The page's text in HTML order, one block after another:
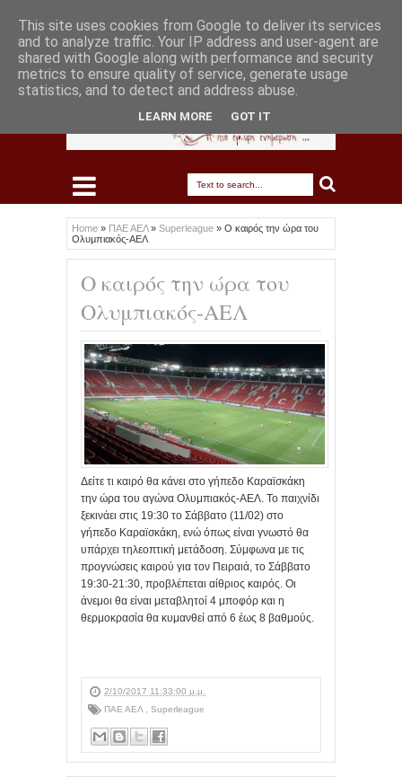
Home » ΠΑΕ ΑΕΛ» Superleague » Ο καιρός την ώρα του
Ολυμπιακός-ΑΕΛ
Ο καιρός την ώρα του
Ολυμπιακός-ΑΕΛ
Δείτε τι καιρό θα κάνει στο γήπεδο Καραϊσκάκη
την ώρα του αγώνα Ολυμπιακός-ΑΕΛ. To παιχνίδι
ξεκινάει στις 19:30 το Σάββατο (11/02) στο
γήπεδο Καραϊσκάκη, ενώ όπως είναι γνωστό θα
υπάρχει τηλεοπτική μετάδοση. Σύμφωνα με τις
προγνώσεις καιρού για τον Πειραιά, το Σάββατο
19:30-21:30, προβλέπεται αίθριος καιρός. Οι
άνεμοι θα είναι μεταβλητοί 4 μποφόρ και η
θερμοκρασία θα κυμανθεί από 6 έως 8 βαθμούς.
2/10/2017 11:33:00 μ.μ.
ΠΑΕ ΑΕΛ
Superleague
This site uses cookies from Google to deliver its services
and to analyze traffic. Your IP address and user-agent are
shared with Google along with performance and security
metrics to ensure quality of service, generate usage
statistics, and to detect and address abuse.
LEARN MORE GOT IT